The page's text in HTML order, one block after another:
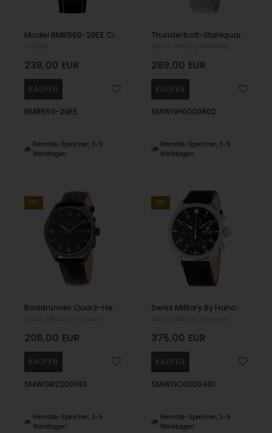
Model BM8560-29EE Citizen Super Titanium ECO Drive Quartz Herren uhr
238,00 EUR
BM8560-29EE
Remote-Speicher, 3-5
Werktagen
Thunderbolt-Stahlquarz-Herrenuhr von Swiss Military By Hanowa, Modell SMWGH0000802
269,00 EUR
SMWGH0000802
Remote-Speicher, 3-5
Werktagen
19%
Roadrunner Quarz-Herrenuhr aus PVD-beschichtetem Stahl von Swiss Military By Hanowa, Modell SMWGB2200140
206,00 EUR
SMWGB2200140
Remote-Speicher, 3-5
Werktagen
19%
Swiss Military By Hanowa Thunderbolt Chronograph Quarz-Herrenuhr
375,00 EUR
SMWGC0000401
Remote-Speicher, 3-5
Werktagen